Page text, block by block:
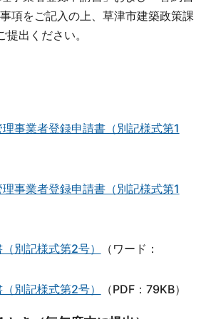
項をご記入の上、草津市建築政策課
提出ください。
事業者登録申請書（別記様式第1
事業者登録申請書（別記様式第1
別記様式第2号）
（ワード：
別記様式第2号）
（PDF：79KB）